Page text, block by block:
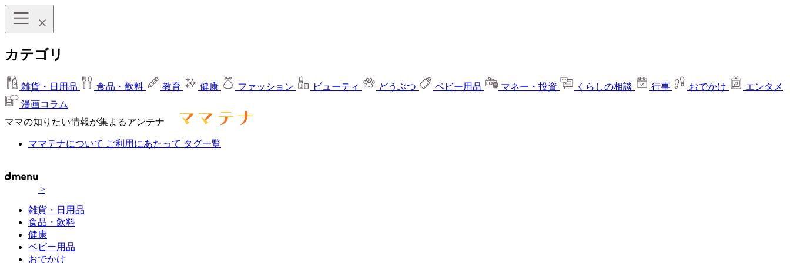
カテゴリ
雑貨・日用品 食品・飲料 教育 健康 ファッション ビューティ どうぶつ ベビー用品 マネー・投資 くらしの相談 行事 おでかけ
エンタメ
漫画コラム
ママの知りたい情報が集まるアンテナ
ママテナについて ご利用にあたって タグ一覧
>
雑貨・日用品
食品・飲料
健康
ベビー用品
おでかけ